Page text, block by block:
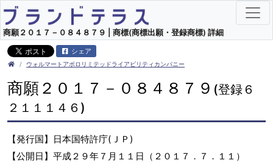
商願２０１７－０８４８７９ | 商標(商標出願・登録商標) 詳細
シェア
ウォルマートアポロリミテッドライアビリティカンパニー
商願２０１７－０８４８７９ (登録６
２１１１４６)
【発行国】日本国特許庁(ＪＰ)
【公開日】平成２９年７月１１日（２０１７．７．１１）